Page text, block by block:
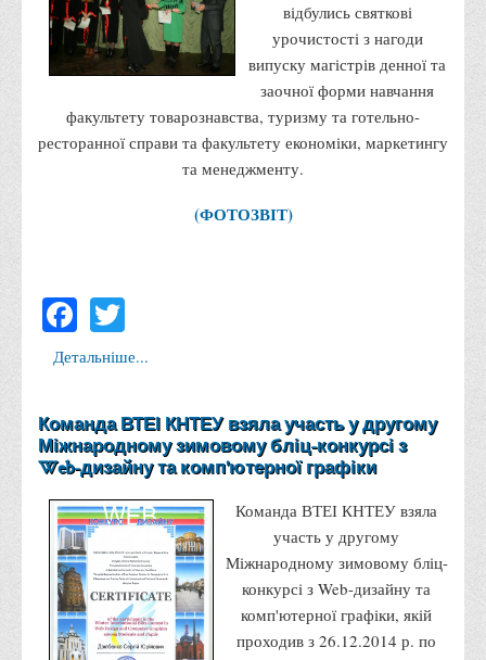
Міжнародна діяльність
Закордонні партнери
Програми подвійного диплому
Програми стажування (міжнародна практика)
студентів
Технічних засобів навчання
Редакційно-видавничий
Розвитку кар’єри
Ресурсний центр зі сталого розвитку
Моніторингу якості освітнього процесу та інноваційного
розвитку
Грантових проєктів
Грантові проєкти ВТЕІ ДТЕУ
Підтримки технологій та інновацій (TISC)
відбулись святкові
урочистості з нагоди
випуску магістрів денної та
заочної форми навчання
факультету товарознавства, туризму та готельно-
ресторанної справи та факультету економіки, маркетингу
та менеджменту.
(ФОТОЗВІТ)
Facebook
Детальніше...
Команда ВТЕІ КНТЕУ взяла участь у другому
Міжнародному зимовому бліц-конкурсі з
Web-дизайну та комп'ютерної графіки
Команда ВТЕІ КНТЕУ взяла
участь у другому
Міжнародному зимовому бліц-
конкурсі з Web-дизайну та
комп'ютерної графіки, якій
проходив з 26.12.2014 р. по